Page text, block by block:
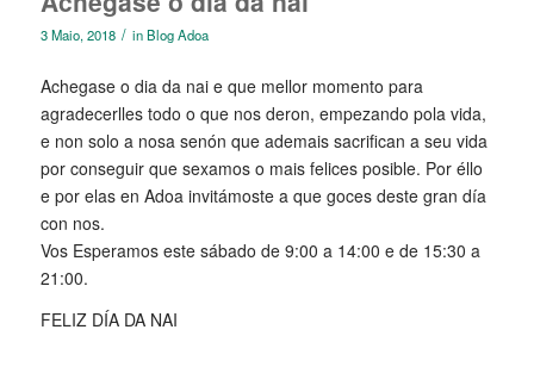
3 Maio, 2018 / inBlog Adoa
Achegase o dia da nai e que mellor momento para
agradecerlles todo o que nos deron, empezando pola vida,
e non solo a nosa senón que ademais sacrifican a seu vida
por conseguir que sexamos o mais felices posible. Por éllo
e por elas en Adoa invitámoste a que goces deste gran día
con nos.
Vos Esperamos este sábado de 9:00 a 14:00 e de 15:30 a
21:00.
FELIZ DÍA DA NAI